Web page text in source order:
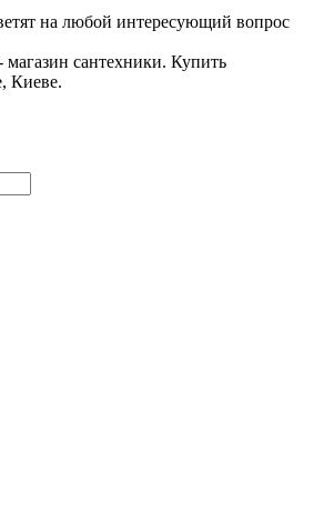
на любой интересующий вопрос
сантехники. Купить
Киеве.